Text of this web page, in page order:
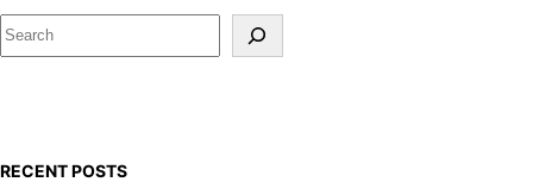
S
e
RECENT POSTS